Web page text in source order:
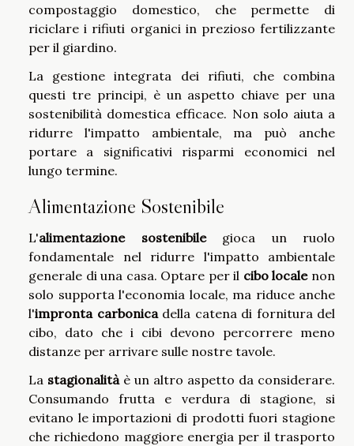
compostaggio domestico, che permette di
riciclare i rifiuti organici in prezioso fertilizzante
per il giardino.
La gestione integrata dei rifiuti, che combina
questi tre principi, è un aspetto chiave per una
sostenibilità domestica efficace. Non solo aiuta a
ridurre l'impatto ambientale, ma può anche
portare a significativi risparmi economici nel
lungo termine.
Alimentazione Sostenibile
L'alimentazione sostenibilegioca un ruolo
fondamentale nel ridurre l'impatto ambientale
generale di una casa. Optare per il cibo localenon
solo supporta l'economia locale, ma riduce anche
l'impronta carbonicadella catena di fornitura del
cibo, dato che i cibi devono percorrere meno
distanze per arrivare sulle nostre tavole.
La stagionalitàè un altro aspetto da considerare.
Consumando frutta e verdura di stagione, si
evitano le importazioni di prodotti fuori stagione
che richiedono maggiore energia per il trasporto